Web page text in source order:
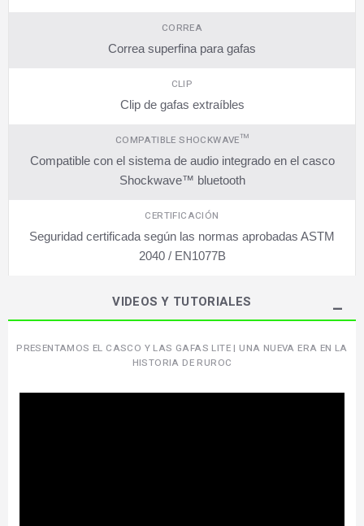
CORREA
Correa superfina para gafas
CLIP
Clip de gafas extraíbles
COMPATIBLE SHOCKWAVE™
Compatible con el sistema de audio integrado en el casco
Shockwave™ bluetooth
CERTIFICACIÓN
Seguridad certificada según las normas aprobadas ASTM
2040 / EN1077B
VIDEOS Y TUTORIALES
PRESENTAMOS EL CASCO Y LAS GAFAS LITE | UNA NUEVA ERA EN LA
HISTORIA DE RUROC